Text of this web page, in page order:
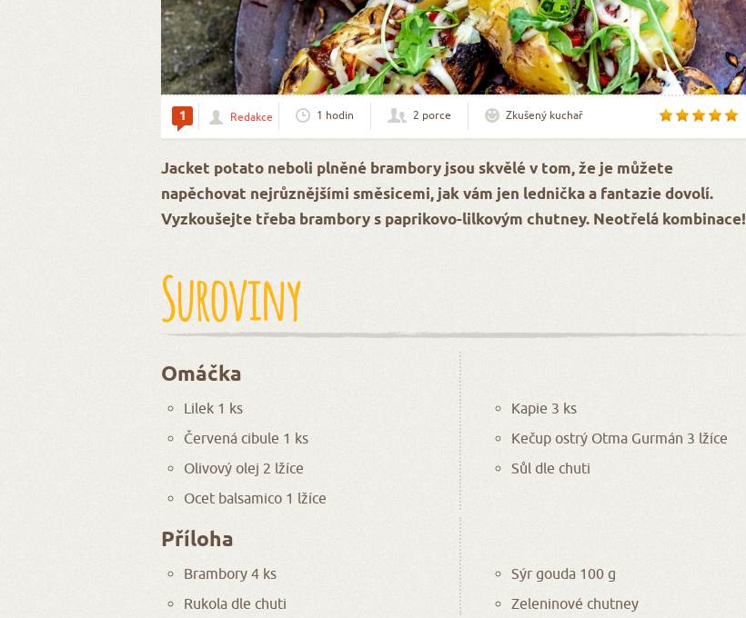
1 Redakce 1 hodin 2 porce Zkušený kuchař
Jacket potato neboli plněné brambory jsou skvělé v tom, že je můžete
napěchovat nejrůznějšími směsicemi, jak vám jen lednička a fantazie dovolí.
Vyzkoušejte třeba brambory s paprikovo-lilkovým chutney. Neotřelá kombinace!
Suroviny
Omáčka
Lilek 1 ks
Červená cibule 1 ks
Olivový olej 2 lžíce
Ocet balsamico 1 lžíce
Kapie 3 ks
Kečup ostrý Otma Gurmán 3 lžíce
Sůl dle chuti
Příloha
Brambory 4 ks
Rukola dle chuti
Sýr gouda 100 g
Zeleninové chutney